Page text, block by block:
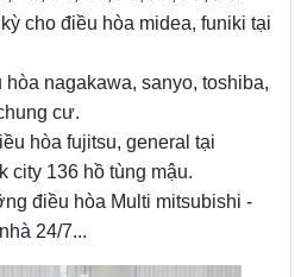
cho điều hòa midea, funiki tại
nagakawa, sanyo, toshiba,
cư.
hòa fujitsu, general tại
city 136 hồ tùng mậu.
điều hòa Multi mitsubishi -
24/7...